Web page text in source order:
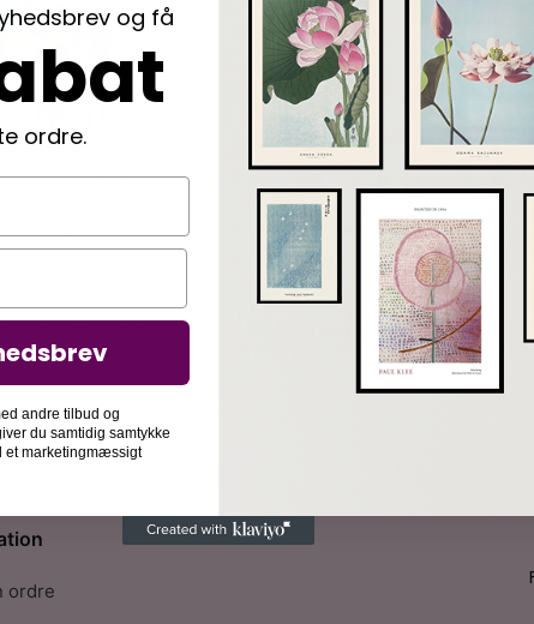
Brødrene Løvehjerte
Wikland
Mountain Landscape with the
in the snow – Caroline Bonne Muller
ordre
og få
ordre.
andre tilbud og
du samtidig samtykke
et marketingmæssigt